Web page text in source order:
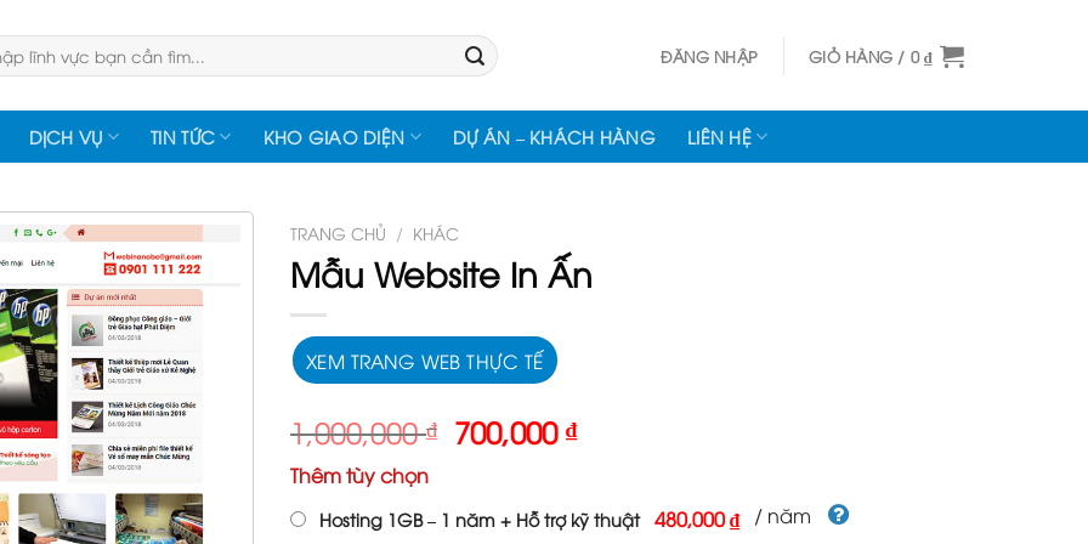
ĐĂNG NHẬP GIỎ HÀNG / 0₫
DỊCH VỤ TIN TỨC KHO GIAO DIỆN DỰ ÁN – KHÁCH HÀNG LIÊN HỆ
TRANG CHỦ / KHÁC
Mẫu Website In Ấn
XEM TRANG WEB THỰC TẾ
1,000,000₫ Giá
gốc
1,000,000 ₫.
700,000₫Giá
là:
Thêm tùy chọn
Hosting 1GB – 1 năm + Hỗ trợ kỹ thuật 480,000 ₫ / năm